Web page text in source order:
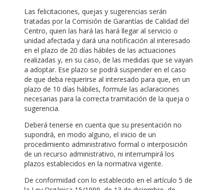
Las felicitaciones, quejas y sugerencias serán
tratadas por la Comisión de Garantías de Calidad del
Centro, quien las hará las hará llegar al servicio o
unidad afectada y dará una notificación al interesado
en el plazo de 20 días hábiles de las actuaciones
realizadas y, en su caso, de las medidas que se vayan
a adoptar. Ese plazo se podrá suspender en el caso
de que deba requerirse al interesado para que, en un
plazo de 10 días hábiles, formule las aclaraciones
necesarias para la correcta tramitación de la queja o
sugerencia.
Deberá tenerse en cuenta que su presentación no
supondrá, en modo alguno, el inicio de un
procedimiento administrativo formal o interposición
de un recurso administrativo, ni interrumpirá los
plazos establecidos en la normativa vigente.
De conformidad con lo establecido en el artículo 5 de